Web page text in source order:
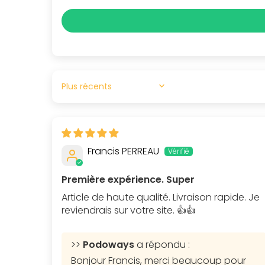
SORT BY
Francis PERREAU
Première expérience. Super
Article de haute qualité. Livraison rapide. Je
reviendrais sur votre site. 👍👍
>> Podowaysa répondu :
Bonjour Francis, merci beaucoup pour